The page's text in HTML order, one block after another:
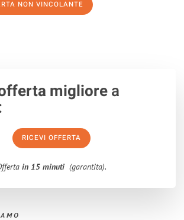
NON VINCOLANTE
migliorea
RICEVI OFFERTA
in 15 minuti (garantita).